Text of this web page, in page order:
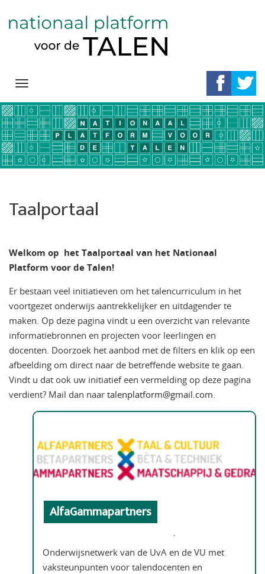
Navigation
Direct
naar
het
inhoud
Taalportaal
Welkom op het Taalportaal van het Nationaal
Platform voor de Talen!
Er bestaan veel initiatieven om het talencurriculum in het
voortgezet onderwijs aantrekkelijker en uitdagender te
maken. Op deze pagina vindt u een overzicht van relevante
informatiebronnen en projecten voor leerlingen en
docenten. Doorzoek het aanbod met de filters en klik op een
afbeelding om direct naar de betreffende website te gaan.
Vindt u dat ook uw initiatief een vermelding op deze pagina
verdient? Mail dan naar talenplatform@gmail.com.
AlfaGammapartners
Onderwijsnetwerk van de UvA en de VU met
vaksteunpunten voor talendocenten en